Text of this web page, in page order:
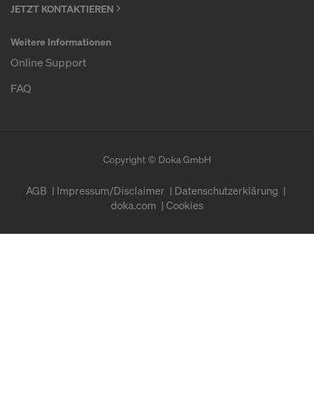
JETZT KONTAKTIEREN
Weitere Informationen
Online Support
FAQ
Copyright © Doka GmbH
AGB Impressum/Disclaimer
Datenschutzerklärung
doka.com
Cookies